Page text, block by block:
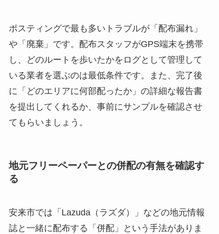
ポスティングで最も多いトラブルが「配布漏れ」
や「廃棄」です。配布スタッフがGPS端末を携帯
し、どのルートを歩いたかをログとして管理して
いる業者を選ぶのは最低条件です。また、完了後
に「どのエリアに何部配ったか」の詳細な報告書
を提出してくれるか、事前にサンプルを確認させ
てもらいましょう。
地元フリーペーパーとの併配の有無を確認す
る
安来市では「Lazuda（ラズダ）」などの地元情報
誌と一緒に配布する「併配」という手法がありま